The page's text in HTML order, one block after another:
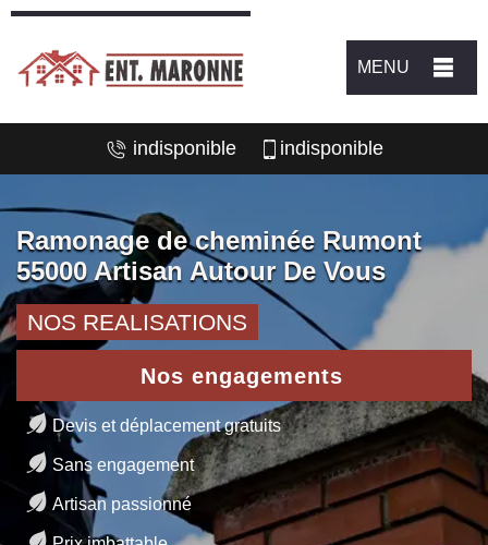
MENU
indisponible indisponible
Ramonage de cheminée Rumont
55000 Artisan Autour De Vous
NOS REALISATIONS
Nos engagements
Devis et déplacement gratuits
Sans engagement
Artisan passionné